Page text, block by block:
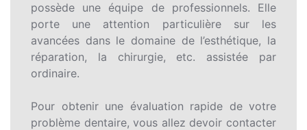
possède une équipe de professionnels. Elle
porte une attention particulière sur les
avancées dans le domaine de l’esthétique, la
réparation, la chirurgie, etc. assistée par
ordinaire.
Pour obtenir une évaluation rapide de votre
problème dentaire, vous allez devoir contacter